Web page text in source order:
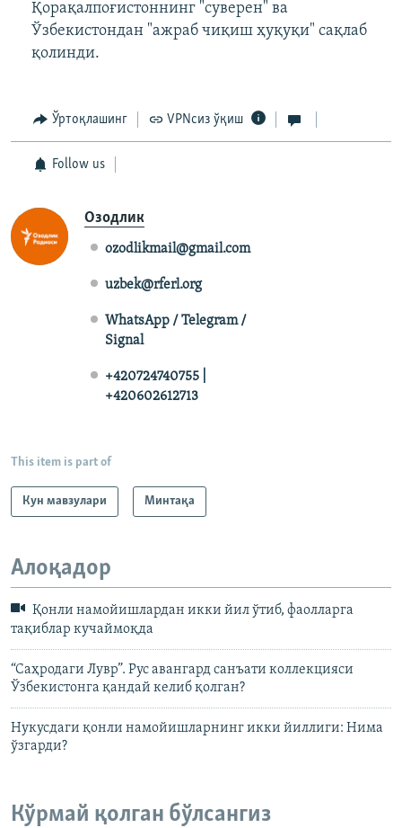
Қорақалпоғистоннинг "суверен" ва
Ўзбекистондан "ажраб чиқиш ҳуқуқи" сақлаб
қолинди.
Ўртоқлашинг VPNсиз ўқиш
Follow us
Озодлик
ozodlikmail@gmail.com
uzbek@rferl.org
WhatsApp / Telegram /
Signal
+420724740755 |
+420602612713
This item is part of
Кун мавзулари Минтақа
Алоқадор
Қонли намойишлардан икки йил ўтиб, фаолларга
тақиблар кучаймоқда
“Саҳродаги Лувр”. Рус авангард санъати коллекцияси
Ўзбекистонга қандай келиб қолган?
Нукусдаги қонли намойишларнинг икки йиллиги: Нима
ўзгарди?
Кўрмай қолган бўлсангиз